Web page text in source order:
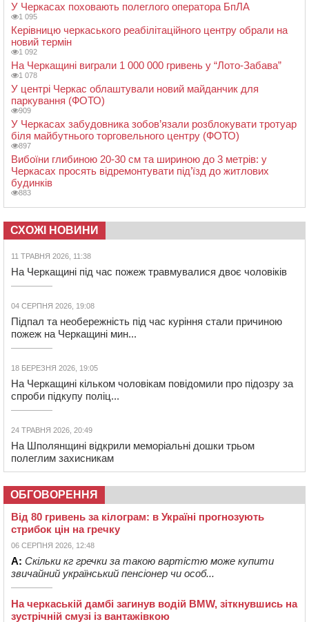
У Черкасах поховають полеглого оператора БпЛА
1 095
Керівницю черкаського реабілітаційного центру обрали на
новий термін
1 092
На Черкащині виграли 1 000 000 гривень у “Лото-Забава”
1 078
У центрі Черкас облаштували новий майданчик для
паркування (ФОТО)
909
У Черкасах забудовника зобов’язали розблокувати тротуар
біля майбутнього торговельного центру (ФОТО)
897
Вибоїни глибиною 20-30 см та шириною до 3 метрів: у
Черкасах просять відремонтувати під’їзд до житлових
будинків
883
СХОЖІ НОВИНИ
11 ТРАВНЯ 2026, 11:38
На Черкащині під час пожеж травмувалися двоє чоловіків
04 СЕРПНЯ 2026, 19:08
Підпал та необережність під час куріння стали причиною
пожеж на Черкащині мин...
18 БЕРЕЗНЯ 2026, 19:05
На Черкащині кільком чоловікам повідомили про підозру за
спроби підкупу поліц...
24 ТРАВНЯ 2026, 20:49
На Шполянщині відкрили меморіальні дошки трьом
полеглим захисникам
ОБГОВОРЕННЯ
Від 80 гривень за кілограм: в Україні прогнозують
стрибок цін на гречку
06 СЕРПНЯ 2026, 12:48
А: Скільки кг гречки за такою вартістю може купити
звичайний український пенсіонер чи особ...
На черкаській дамбі загинув водій BMW, зіткнувшись на
зустрічній смузі із вантажівкою